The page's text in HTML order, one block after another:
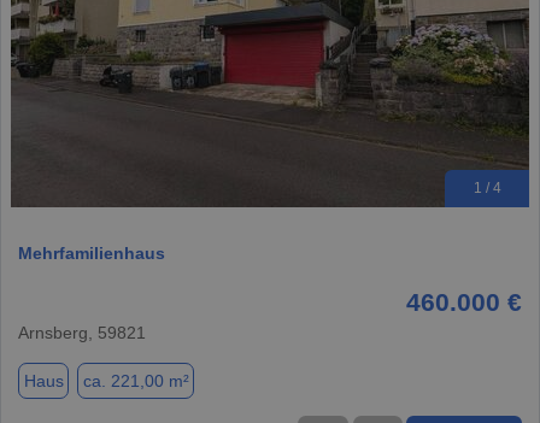
1 / 4
Mehrfamilienhaus
460.000 €
Arnsberg, 59821
Haus ca. 221,00 m²